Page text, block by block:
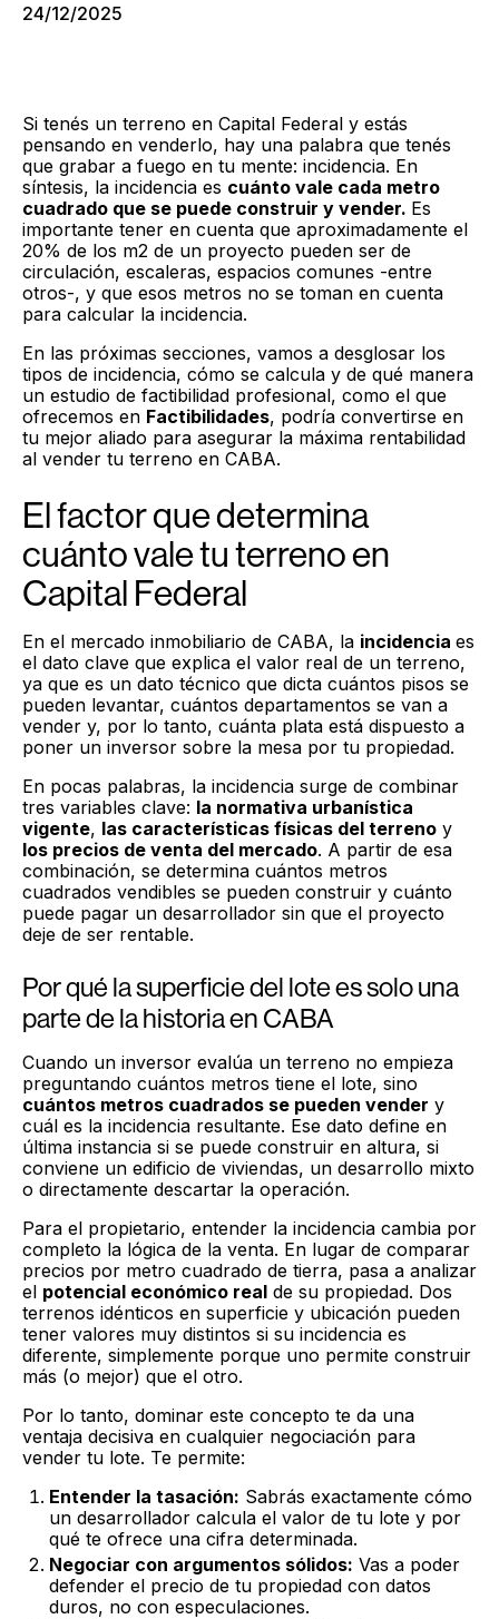
24/12/2025
Si tenés un terreno en Capital Federal y estás
pensando en venderlo, hay una palabra que tenés
que grabar a fuego en tu mente: incidencia. En
síntesis, la incidencia es cuánto vale cada metro
cuadrado que se puede construir y vender. Es
importante tener en cuenta que aproximadamente el
20% de los m2 de un proyecto pueden ser de
circulación, escaleras, espacios comunes -entre
otros-, y que esos metros no se toman en cuenta
para calcular la incidencia.
En las próximas secciones, vamos a desglosar los
tipos de incidencia, cómo se calcula y de qué manera
un estudio de factibilidad profesional, como el que
ofrecemos en Factibilidades, podría convertirse en
tu mejor aliado para asegurar la máxima rentabilidad
al vender tu terreno en CABA.
El factor que determina
cuánto vale tu terreno en
Capital Federal
En el mercado inmobiliario de CABA, la incidencia es
el dato clave que explica el valor real de un terreno,
ya que es un dato técnico que dicta cuántos pisos se
pueden levantar, cuántos departamentos se van a
vender y, por lo tanto, cuánta plata está dispuesto a
poner un inversor sobre la mesa por tu propiedad.
En pocas palabras, la incidencia surge de combinar
tres variables clave: la normativa urbanística
vigente, las características físicas del terreno y
los precios de venta del mercado. A partir de esa
combinación, se determina cuántos metros
cuadrados vendibles se pueden construir y cuánto
puede pagar un desarrollador sin que el proyecto
deje de ser rentable.
Por qué la superficie del lote es solo una
parte de la historia en CABA
Cuando un inversor evalúa un terreno no empieza
preguntando cuántos metros tiene el lote, sino
cuántos metros cuadrados se pueden vender y
cuál es la incidencia resultante. Ese dato define en
última instancia si se puede construir en altura, si
conviene un edificio de viviendas, un desarrollo mixto
o directamente descartar la operación.
Para el propietario, entender la incidencia cambia por
completo la lógica de la venta. En lugar de comparar
precios por metro cuadrado de tierra, pasa a analizar
el potencial económico real de su propiedad. Dos
terrenos idénticos en superficie y ubicación pueden
tener valores muy distintos si su incidencia es
diferente, simplemente porque uno permite construir
más (o mejor) que el otro.
Por lo tanto, dominar este concepto te da una
ventaja decisiva en cualquier negociación para
vender tu lote. Te permite:
Entender la tasación: Sabrás exactamente cómo
un desarrollador calcula el valor de tu lote y por
qué te ofrece una cifra determinada.
Negociar con argumentos sólidos: Vas a poder
defender el precio de tu propiedad con datos
duros, no con especulaciones.